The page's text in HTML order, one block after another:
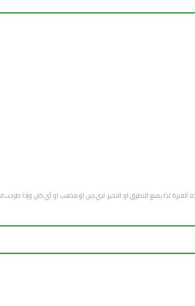
الفترة لذا يمنع التطرق او التحيز لاي دين او مذهب او أي كان